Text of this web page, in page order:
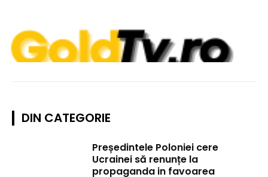
DIN CATEGORIE
Președintele Poloniei cere
Ucrainei să renunțe la
propaganda in favoarea